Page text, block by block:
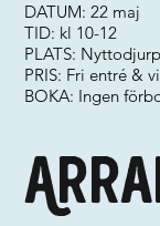
DATUM: 22 maj
TID: kl 10-12
PLATS:
PRIS: Fri entré &
BOKA: Ingen